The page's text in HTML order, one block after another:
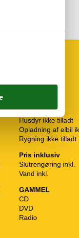
Diverse
Regler
Husdyr ikke tilladt
Opladning af elbil
Rygning ikke tilladt
Pris inklusiv
Slutrengøring inkl.
Vand inkl.
GAMMEL
CD
DVD
Radio